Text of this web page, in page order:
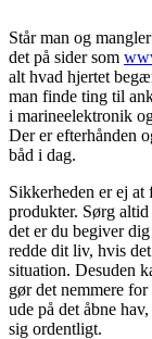
Står man og
det på sider som
alt hvad hjertet
man finde ting til
i marineelektronik
Der er efterhånden
båd i dag.
Sikkerheden er ej
produkter. Sørg
det er du begiver
redde dit liv, hvis
situation. Desuden
gør det nemmere
ude på det åbne
sig ordentligt.